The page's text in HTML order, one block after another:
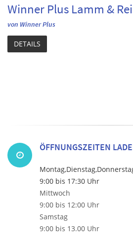
Winner Plus Lamm &
von Winner Plus
DETAILS
ÖFFNUNGSZEITEN
9:00 bis 17:30 Uhr
Mittwoch
9:00 bis 12:00 Uhr
Samstag
9:00 bis 13.00 Uhr